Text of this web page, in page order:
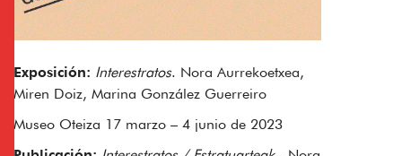
Exposición: Interestratos. Nora Aurrekoetxea,
Miren Doiz, Marina González Guerreiro
Museo Oteiza 17 marzo – 4 junio de 2023